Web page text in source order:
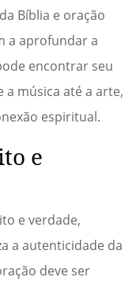
Bíblia e oração
a aprofundar a
encontrar seu
música até a arte,
espiritual.
e
e verdade,
a autenticidade da
deve ser